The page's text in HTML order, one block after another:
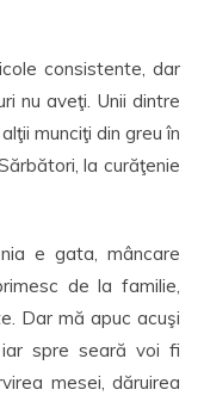
consistente, dar
nu aveţi. Unii dintre
munciţi din greu în
la curăţenie
e gata, mâncare
de la familie,
Dar mă apuc acuşi
spre seară voi fi
mesei, dăruirea